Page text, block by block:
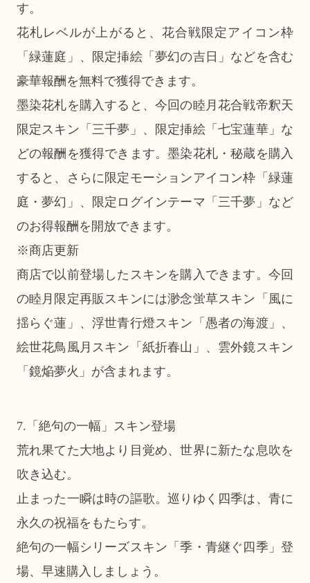
す。
花札レベルが上がると、花合戦限定アイコン枠
「緑蓮庭」、限定挿絵「夢幻の吉日」などを含む
豪華報酬を無料で獲得できます。
墨染花札を購入すると、今回の睦月花合戦帝釈天
限定スキン「三千夢」、限定挿絵「七宝蓮華」な
どの報酬を獲得できます。墨染花札・秘蔵を購入
すると、さらに限定モーションアイコン枠「緑蓮
庭・夢幻」、限定ログインテーマ「三千夢」など
のお得報酬を開放できます。
※商店更新
商店で以前登場したスキンを購入できます。今回
の睦月限定再販スキンには渺念蛍草スキン「風に
揺らぐ蓮」、浮世青行燈スキン「愚者の海渡」、
絵世花鳥風月スキン「紙折春山」、雲外鏡スキン
「鏡焔夢火」が含まれます。
7.「絶句の一幅」スキン登場
荒れ果てた大地より目覚め、世界に新たな息吹を
吹き込む。
止まった一瞬は時の謳歌。巡りゆく四季は、青に
永久の祝福をもたらす。
絶句の一幅シリーズスキン「季・青継ぐ四季」登
場、早速購入しましょう。